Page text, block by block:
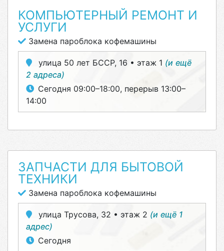
КОМПЬЮТЕРНЫЙ РЕМОНТ И
УСЛУГИ
Замена пароблока кофемашины
улица 50 лет БССР, 16 • этаж 1 (и ещё
2 адреса)
Сегодня 09:00–18:00, перерыв 13:00–
14:00
ЗАПЧАСТИ ДЛЯ БЫТОВОЙ
ТЕХНИКИ
Замена пароблока кофемашины
улица Трусова, 32 • этаж 2 (и ещё 1
адрес)
Сегодня